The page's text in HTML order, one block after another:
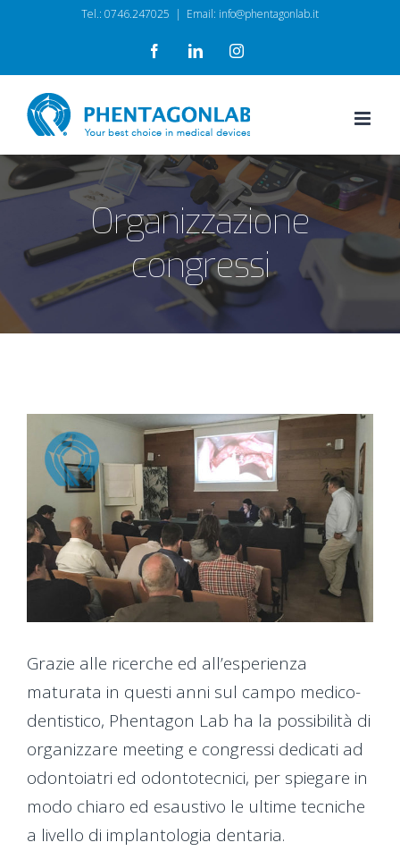
contenuto
Tel.: 0746.247025 | Email: info@phentagonlab.it
FacebookLinkedInInstagram
Organizzazione
congressi
Ingrandisci
immagine
Grazie alle ricerche ed all’esperienza
maturata in questi anni sul campo medico-
dentistico, Phentagon Lab ha la possibilità di
organizzare meeting e congressi dedicati ad
odontoiatri ed odontotecnici, per spiegare in
modo chiaro ed esaustivo le ultime tecniche
a livello di implantologia dentaria.